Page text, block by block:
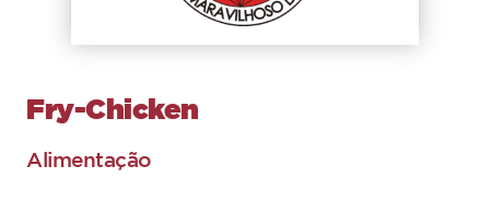
Fry-Chicken
Alimentação